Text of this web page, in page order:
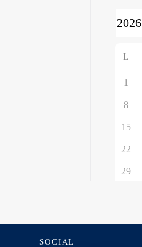
L
1
8
15
22
29
SOCIAL